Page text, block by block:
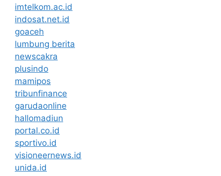
imtelkom.ac.id
indosat.net.id
goaceh
lumbung berita
newscakra
plusindo
mamipos
tribunfinance
garudaonline
hallomadiun
portal.co.id
sportivo.id
visioneernews.id
unida.id